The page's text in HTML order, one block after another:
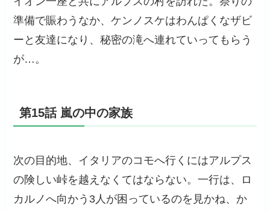
準備で賑わうなか、ケンノスケはわんぱくなザビ
ーと友達になり、秘密の滝へ連れていってもらう
が…。
第15話 嵐の中の家族
次の目的地、イタリアのコモへ行くにはアルプス
の険しい峠を越えなくてはならない。一行は、ロ
カルノへ向かう3人が困っているのを見かね、か